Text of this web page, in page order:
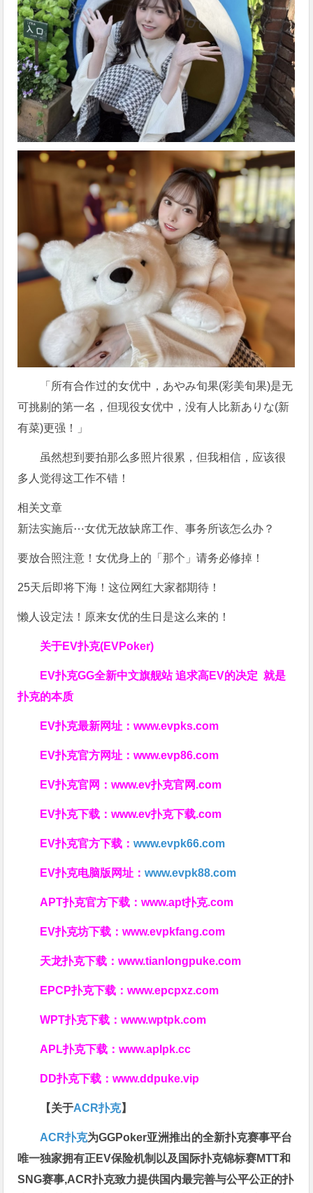
「所有合作过的女优中，あやみ旬果(彩美旬果)是无
可挑剔的第一名，但现役女优中，没有人比新ありな(新
有菜)更强！」
虽然想到要拍那么多照片很累，但我相信，应该很
多人觉得这工作不错！
相关文章
新法实施后⋯女优无故缺席工作、事务所该怎么办？
要放合照注意！女优身上的「那个」请务必修掉！
25天后即将下海！这位网红大家都期待！
懒人设定法！原来女优的生日是这么来的！
关于EV扑克(EVPoker)
EV扑克GG全新中文旗舰站追求高EV的决定就是
扑克的本质
EV扑克最新网址：www.evpks.com
EV扑克官方网址：www.evp86.com
EV扑克官网：www.ev扑克官网.com
EV扑克下载：www.ev扑克下载.com
EV扑克官方下载：www.evpk66.com
EV扑克电脑版网址：www.evpk88.com
APT扑克官方下载：www.apt扑克.com
EV扑克坊下载：www.evpkfang.com
天龙扑克下载：www.tianlongpuke.com
EPCP扑克下载：www.epcpxz.com
WPT扑克下载：www.wptpk.com
APL扑克下载：www.aplpk.cc
DD扑克下载：www.ddpuke.vip
【关于ACR扑克】
ACR扑克为GGPoker亚洲推出的全新扑克赛事平台
唯一独家拥有正EV保险机制以及国际扑克锦标赛MTT和
SNG赛事,ACR扑克致力提供国内最完善与公平公正的扑